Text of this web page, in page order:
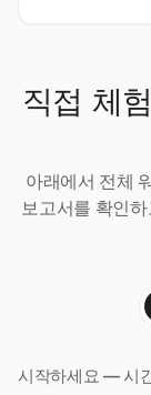
직접 체
아래에서 전체
보고서를 확인
시작하세요 — 시